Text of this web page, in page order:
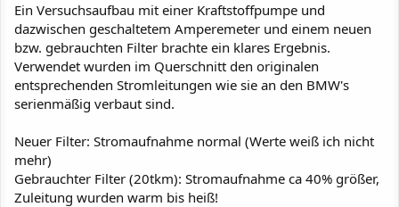
Ein Versuchsaufbau mit einer Kraftstoffpumpe und
dazwischen geschaltetem Amperemeter und einem neuen
bzw. gebrauchten Filter brachte ein klares Ergebnis.
Verwendet wurden im Querschnitt den originalen
entsprechenden Stromleitungen wie sie an den BMW's
serienmäßig verbaut sind.
Neuer Filter: Stromaufnahme normal (Werte weiß ich nicht
mehr)
Gebrauchter Filter (20tkm): Stromaufnahme ca 40% größer,
Zuleitung wurden warm bis heiß!